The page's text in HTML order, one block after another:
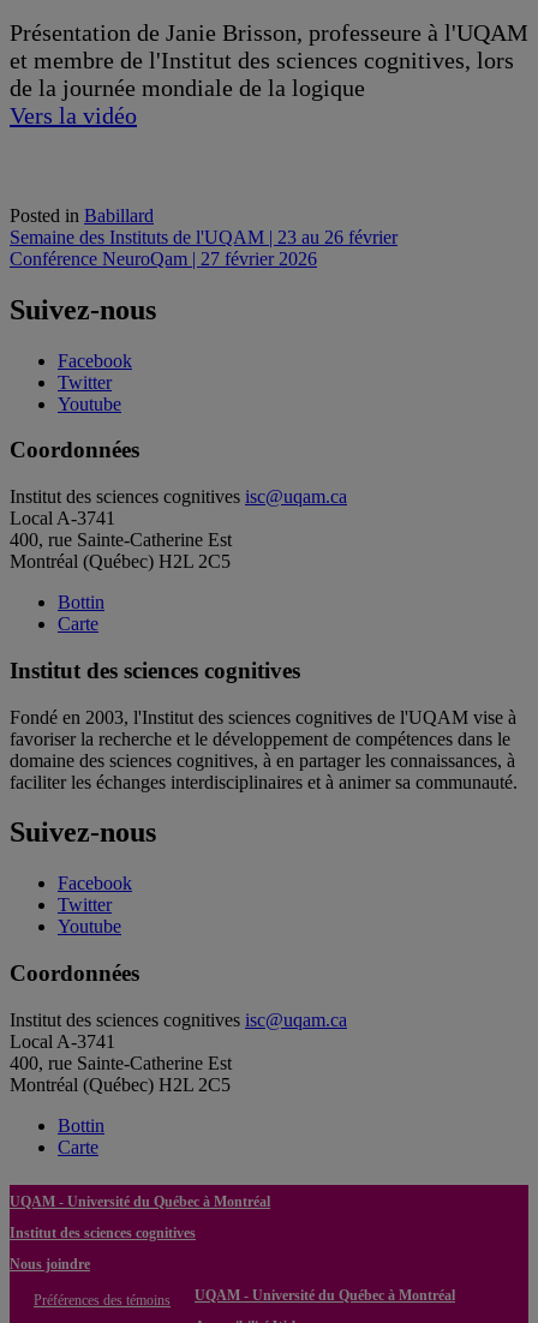
Présentation de Janie Brisson, professeure à l'UQAM
et membre de l'Institut des sciences cognitives, lors
de la journée mondiale de la logique
Vers la vidéo
Posted in Babillard
Navigation
de
l'article
Semaine des Instituts de l'UQAM | 23 au 26 février
Conférence NeuroQam | 27 février 2026
Suivez-nous
Facebook
Twitter
Youtube
Coordonnées
Institut des sciences cognitives isc@uqam.ca
Local A-3741
400, rue Sainte-Catherine Est
Montréal (Québec) H2L 2C5
Bottin
Carte
Institut des sciences cognitives
Fondé en 2003, l'Institut des sciences cognitives de l'UQAM vise à
favoriser la recherche et le développement de compétences dans le
domaine des sciences cognitives, à en partager les connaissances, à
faciliter les échanges interdisciplinaires et à animer sa communauté.
Suivez-nous
Facebook
Twitter
Youtube
Coordonnées
Institut des sciences cognitives isc@uqam.ca
Local A-3741
400, rue Sainte-Catherine Est
Montréal (Québec) H2L 2C5
Bottin
Carte
UQAM - Université du Québec à Montréal
Institut des sciences cognitives
Nous joindre
Préférences des témoins
UQAM - Université du Québec à Montréal